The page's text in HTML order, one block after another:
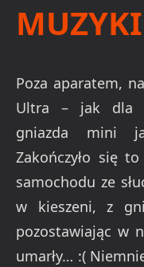
MUZYKI
Poza aparatem,
Ultra – jak dla
gniazda mini
Zakończyło się
samochodu ze
w kieszeni, z
pozostawiając w
umarły… :(